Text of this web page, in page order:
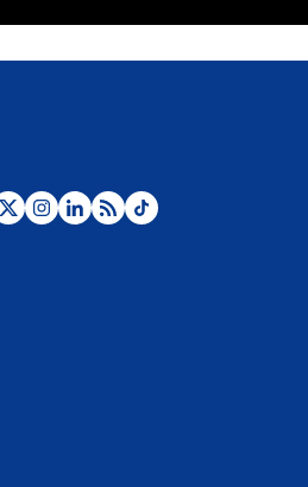
Posesión de Abelardo De La Espriella